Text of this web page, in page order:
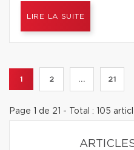
LIRE LA SUITE
1 2 ... 21
Page 1 de 21 - Total : 105